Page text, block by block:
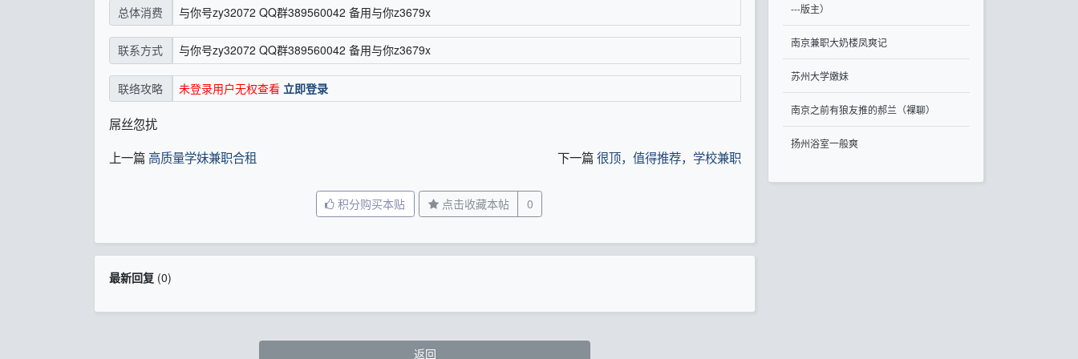
总体消费 与你号zy32072 QQ群389560042 备用与你z3679x
联系方式 与你号zy32072 QQ群389560042 备用与你z3679x
联络攻略 未登录用户无权查看 立即登录
屌丝忽扰
上一篇 高质量学妹兼职合租 下一篇 很顶，值得推荐，学校兼职
积分购买本贴 点击收藏本帖 0
最新回复(0)
返回
---版主）
南京兼职大奶楼凤爽记
苏州大学嫩妹
南京之前有狼友推的郝兰（裸聊）
扬州浴室一般爽